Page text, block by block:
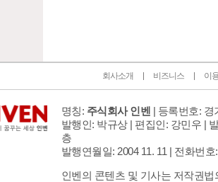
회사소개 비즈니스 이
명칭: 주식회사 인벤 | 등록번호: 경
발행인: 박규상 | 편집인: 강민우 |
층
발행연월일: 2004 11. 11 | 전화번호
인벤의 콘텐츠 및 기사는 저작권